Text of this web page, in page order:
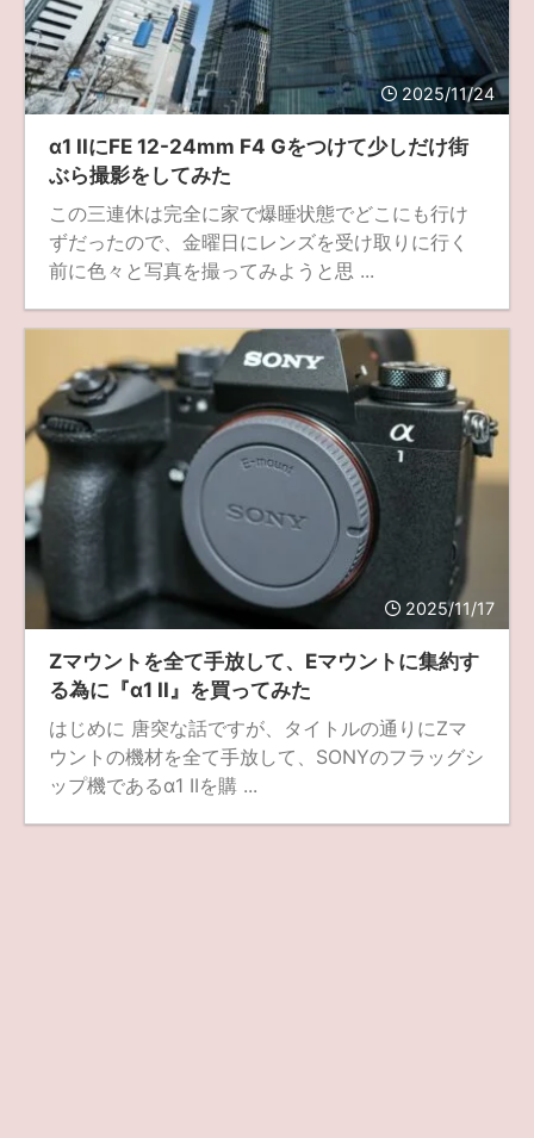
2025/11/24
α1 IIにFE 12-24mm F4 Gをつけて少しだけ街
ぶら撮影をしてみた
この三連休は完全に家で爆睡状態でどこにも行け
ずだったので、金曜日にレンズを受け取りに行く
前に色々と写真を撮ってみようと思 ...
2025/11/17
Zマウントを全て手放して、Eマウントに集約す
る為に『α1 II』を買ってみた
はじめに 唐突な話ですが、タイトルの通りにZマ
ウントの機材を全て手放して、SONYのフラッグシ
ップ機であるα1 IIを購 ...